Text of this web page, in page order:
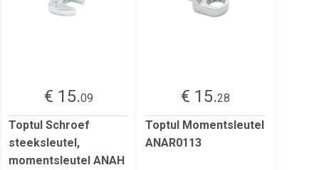
€ 15.09
Toptul Schroef
steeksleutel,
momentsleutel ANAH
€ 15.28
Toptul Momentsleutel
ANAR0113